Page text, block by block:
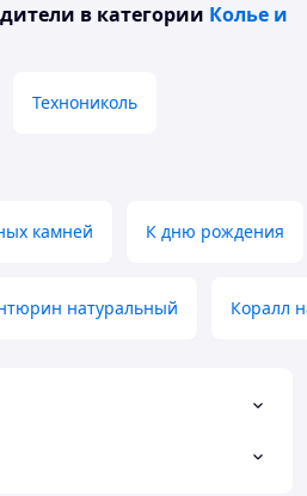
в категории Колье и
Технониколь
камней К дню рождения
натуральный Коралл